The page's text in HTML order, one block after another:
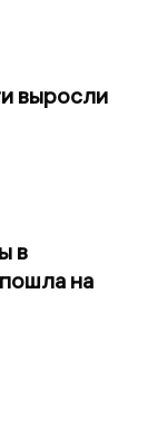
выросли
в
на